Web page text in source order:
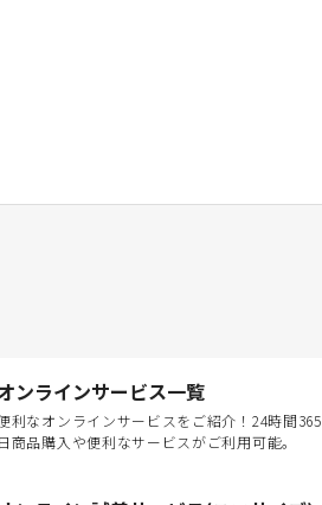
ンラインサービス一覧
利なオンラインサービスをご紹介！24時間365
日商品購入や便利なサービスがご利用可能。